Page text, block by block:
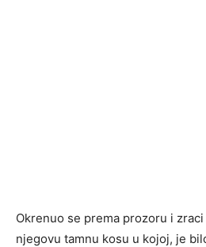
Okrenuo se prema prozoru i
njegovu tamnu kosu u kojoj, je